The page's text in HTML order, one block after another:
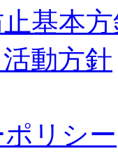
基本
動方針
リシー